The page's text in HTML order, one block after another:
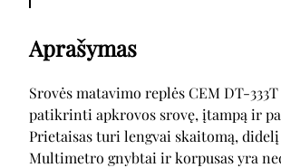
Aprašymas
Srovės matavimo replės CEM DT-
patikrinti apkrovos srovę, įtampą ir
Prietaisas turi lengvai skaitomą,
Multimetro gnybtai ir korpusas yra